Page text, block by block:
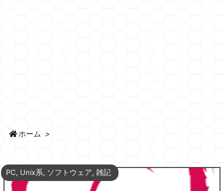
ホーム >
PC, Unix系, ソフトウェア, 雑記